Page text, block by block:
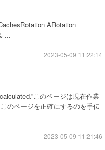
ARotation
...
2023-05-09 11:22:14
このページは現在作業
のページを正確にするのを手伝
2023-05-09 11:21:46